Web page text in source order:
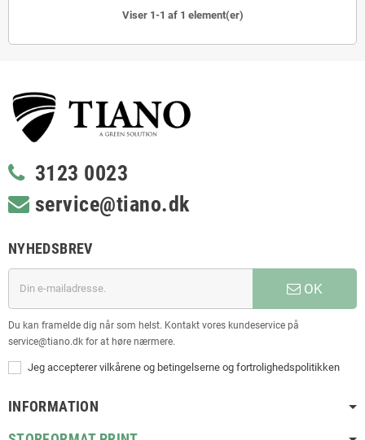
Viser 1-1 af 1 element(er)
3123 0023
service@tiano.dk
NYHEDSBREV
OK
Du kan framelde dig når som helst. Kontakt vores kundeservice på
service@tiano.dk for at høre nærmere.
Jeg accepterer vilkårene og betingelserne og fortrolighedspolitikken
INFORMATION